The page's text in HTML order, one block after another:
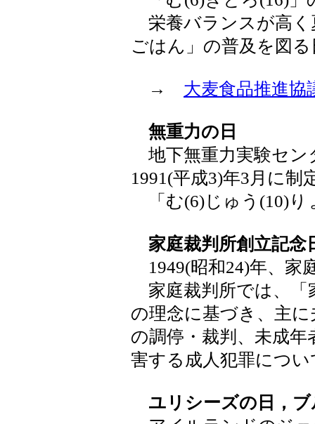
栄養バランスが高く
ごはん」の普及を図る
→ 大麦食品推進協
無重力の日
地下無重力実験セン
1991(平成3)年3月に制
「む(6)じゅう(10)り
家庭裁判所創立記念
1949(昭和24)年、家
家庭裁判所では、「
の理念に基づき、主
の調停・裁判、未成
害する成人犯罪につ
ユリシーズの日，ブ